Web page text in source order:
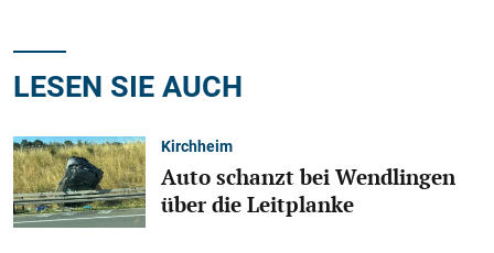
LESEN SIE AUCH
Kirchheim
Auto schanzt bei Wendlingen
über die Leitplanke